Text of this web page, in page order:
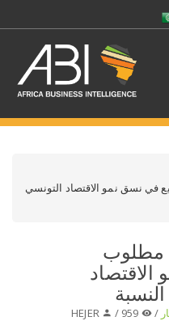
في نسق نمو الاقتصاد التونسي
مطلوب
/
HEJER